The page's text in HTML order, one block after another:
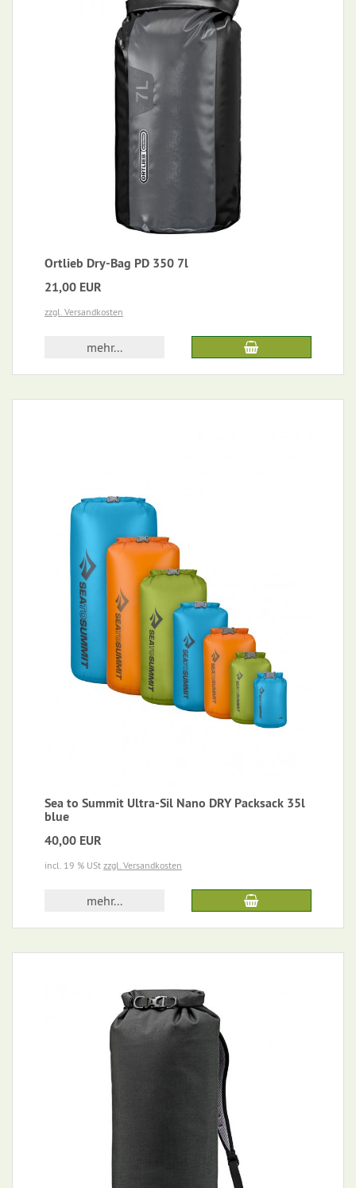
Ortlieb Dry-Bag PD 350 7l
21,00 EUR
zzgl. Versandkosten
mehr...
Sea to Summit Ultra-Sil Nano DRY Packsack 35l
blue
40,00 EUR
incl. 19 % USt zzgl. Versandkosten
mehr...